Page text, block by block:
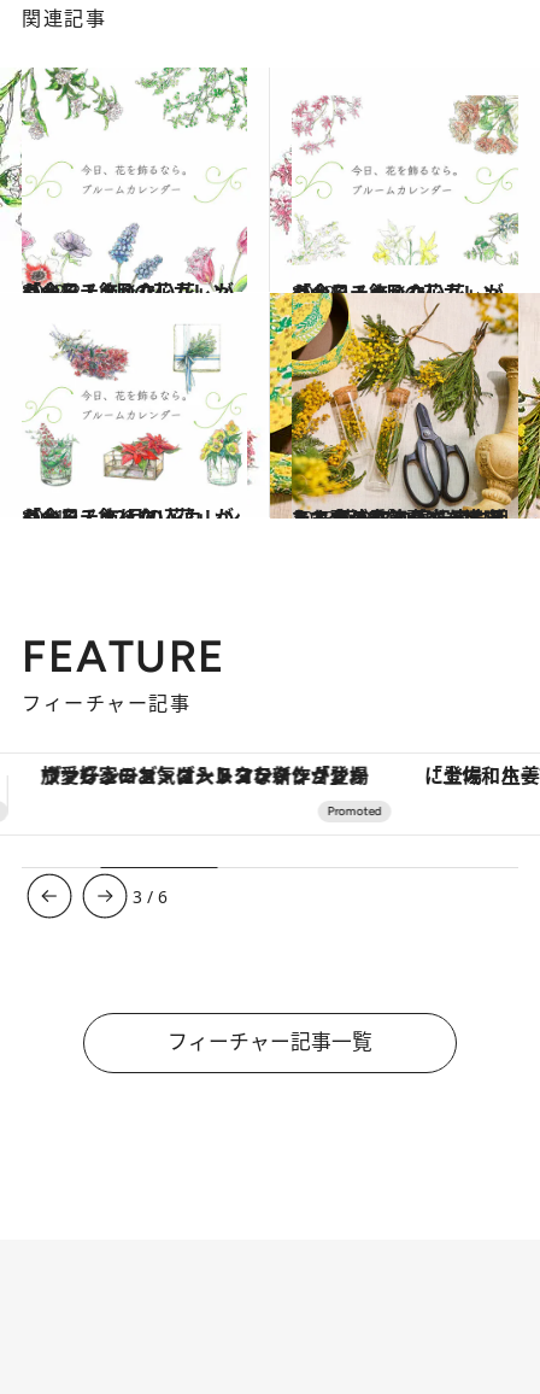
関連記事
2022.2.1
「今日、飾りたい花」がわかる！ 2月の花カレンダーをチェック
ライフスタイル 2022.1.1
「今日、飾りたい花」がわかる！ 1月の花カレンダーをチェック
ライフスタイル
2021.12.1
「今日、飾りたい花」がわかる！ 12月の花カレンダーをチェック
ライフスタイル 2023.2.16
ミモザの季節がやってきた！ 花のプロ直伝のお手入れ方法＆飾り方 家に迎えて春が来る喜びを満喫しよう
ライフスタイル
FEATURE
フィーチャー記事
「土佐和ハーブかき氷」がOMO7高知に登場！生姜、山椒、大葉など目にも舌にも涼を呼ぶ郷土の味 【夏限定ディナーコース】旬を
3 /6
フィーチャー記事一覧